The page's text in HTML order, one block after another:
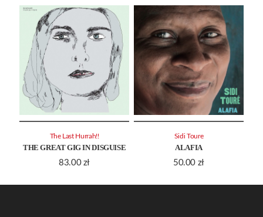
THE GREAT GIG IN DISGUISE
83.00 zł
The Last Hurrah!!
ALAFIA
50.00 zł
Sidi Toure